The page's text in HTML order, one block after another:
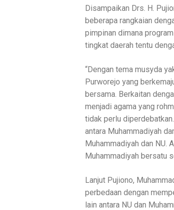
Disampaikan Drs. H.
beberapa rangkaian
pimpinan dimana
tingkat daerah tentu
“Dengan tema musyda
Purworejo yang
bersama. Berkaitan
menjadi agama yang
tidak perlu
antara Muhammadiyah
Muhammadiyah dan NU.
Muhammadiyah bersatu
Lanjut Pujiono,
perbedaan dengan
lain antara NU dan